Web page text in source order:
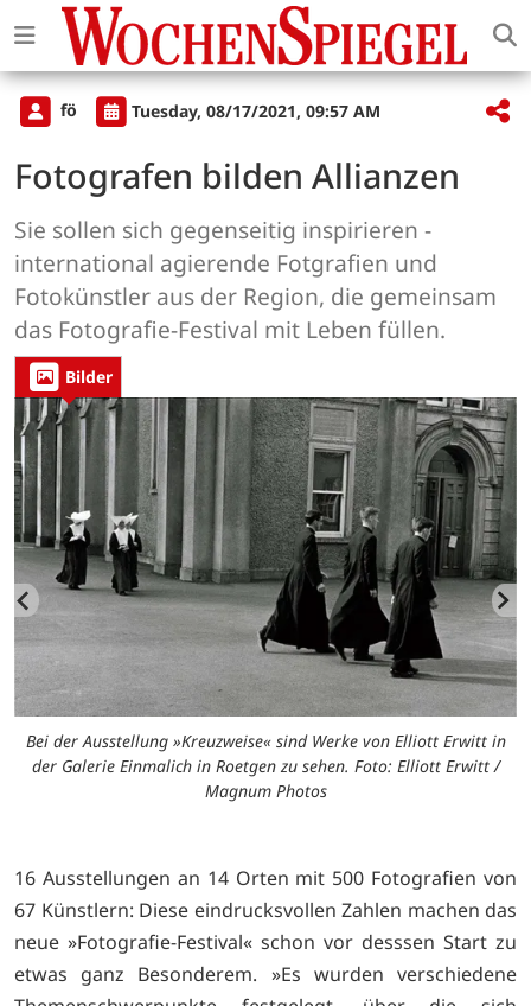
fö Tuesday, 08/17/2021, 09:57 AM
Fotografen bilden Allianzen
Sie sollen sich gegenseitig inspirieren -
international agierende Fotgrafien und
Fotokünstler aus der Region, die gemeinsam
das Fotografie-Festival mit Leben füllen.
Bilder
Bei der Ausstellung »Kreuzweise« sind Werke von Elliott Erwitt in
der Galerie Einmalich in Roetgen zu sehen. Foto: Elliott Erwitt /
Magnum Photos
16 Ausstellungen an 14 Orten mit 500 Fotografien von
67 Künstlern: Diese eindrucksvollen Zahlen machen das
neue »Fotografie-Festival« schon vor desssen Start zu
etwas ganz Besonderem. »Es wurden verschiedene